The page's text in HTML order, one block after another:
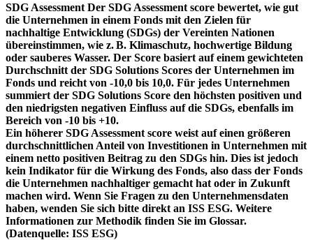
SDG Assessment Der SDG Assessment score bewertet, wie gut
die Unternehmen in einem Fonds mit den Zielen für
nachhaltige Entwicklung (SDGs) der Vereinten Nationen
übereinstimmen, wie z. B. Klimaschutz, hochwertige Bildung
oder sauberes Wasser. Der Score basiert auf einem gewichteten
Durchschnitt der SDG Solutions Scores der Unternehmen im
Fonds und reicht von -10,0 bis 10,0. Für jedes Unternehmen
summiert der SDG Solutions Score den höchsten positiven und
den niedrigsten negativen Einfluss auf die SDGs, ebenfalls im
Bereich von -10 bis +10.
Ein höherer SDG Assessment score weist auf einen größeren
durchschnittlichen Anteil von Investitionen in Unternehmen mit
einem netto positiven Beitrag zu den SDGs hin. Dies ist jedoch
kein Indikator für die Wirkung des Fonds, also dass der Fonds
die Unternehmen nachhaltiger gemacht hat oder in Zukunft
machen wird. Wenn Sie Fragen zu den Unternehmensdaten
haben, wenden Sie sich bitte direkt an ISS ESG. Weitere
Informationen zur Methodik finden Sie im Glossar.
(Datenquelle: ISS ESG)